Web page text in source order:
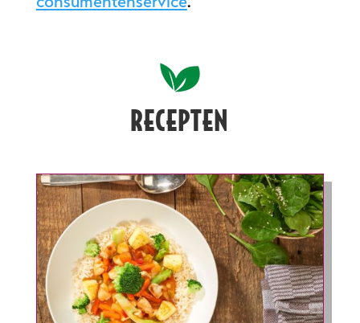
RECEPTEN